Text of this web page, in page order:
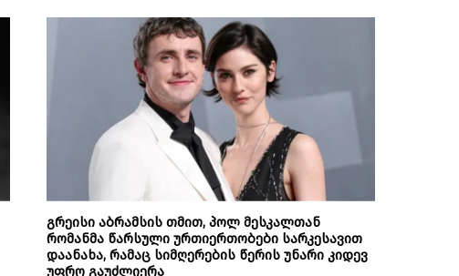
გრეისი აბრამსის თმით, პოლ მესკალთან
რომანმა წარსული ურთიერთობები სარკესავით
დაანახა, რამაც სიმღერების წერის უნარი კიდევ
უფრო გაუძლიერა